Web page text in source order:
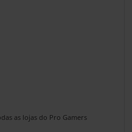
as lojas do Pro Gamers